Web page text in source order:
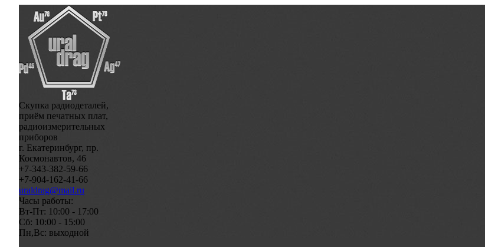
Скупка радиодеталей,
приём печатных плат,
радиоизмерительных
приборов
г. Екатеринбург, пр.
Космонавтов, 46
+7-343-382-59-66
+7-904-162-41-66
uraldrag@mail.ru
Часы работы:
Вт-Пт: 10:00 - 17:00
Сб: 10:00 - 15:00
Пн,Вс: выходной